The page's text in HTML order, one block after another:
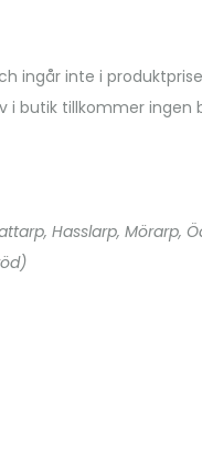
ingår inte i
i butik tillkommer ingen
Hasslarp, Mörarp,